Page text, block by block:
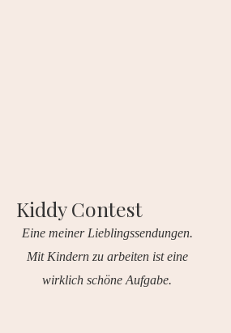
Kiddy Contest
Eine meiner Lieblingssendungen.
Mit Kindern zu arbeiten ist eine
wirklich schöne Aufgabe.